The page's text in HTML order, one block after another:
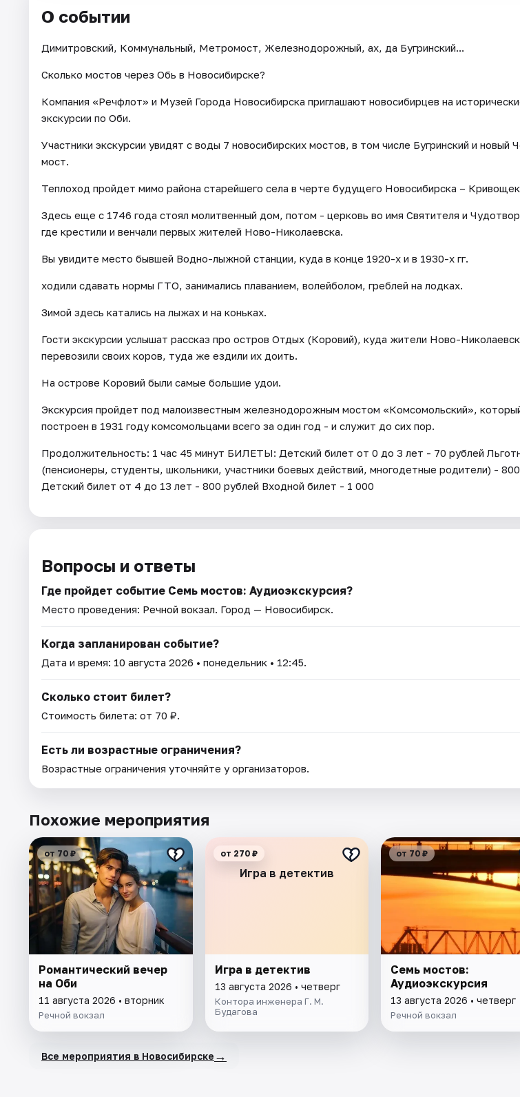
О событии
Димитровский, Коммунальный, Метромост, Железнодорожный, ах, да Бугринский...
Сколько мостов через Обь в Новосибирске?
Компания «Речфлот» и Музей Города Новосибирска приглашают новосибирцев на
экскурсии по Оби.
Участники экскурсии увидят с воды 7 новосибирских мостов, в том числе Бугринский и новый
мост.
Теплоход пройдет мимо района старейшего села в черте будущего Новосибирска –
Здесь еще с 1746 года стоял молитвенный дом, потом - церковь во имя Святителя и
где крестили и венчали первых жителей Ново-Николаевска.
Вы увидите место бывшей Водно-лыжной станции, куда в конце 1920-х и в 1930-х гг.
ходили сдавать нормы ГТО, занимались плаванием, волейболом, греблей на лодках.
Зимой здесь катались на лыжах и на коньках.
​Гости экскурсии услышат рассказ про остров Отдых (Коровий), куда жители Ново-
перевозили своих коров, туда же ездили их доить.
На острове Коровий были самые большие удои.
Экскурсия пройдет под малоизвестным железнодорожным мостом «Комсомольский»,
построен в 1931 году комсомольцами всего за один год - и служит до сих пор.
Продолжительность: 1 час 45 минут БИЛЕТЫ: Детский билет от 0 до 3 лет - 70 рублей
(пенсионеры, студенты, школьники, участники боевых действий, многодетные родители) -
Детский билет от 4 до 13 лет - 800 рублей Входной билет - 1 000
Вопросы и ответы
Где пройдет событие Семь мостов: Аудиоэкскурсия?
Место проведения: Речной вокзал. Город — Новосибирск.
Когда запланирован событие?
Дата и время: 10 августа 2026 • понедельник • 12:45.
Сколько стоит билет?
Стоимость билета: от 70 ₽.
Есть ли возрастные ограничения?
Возрастные ограничения уточняйте у организаторов.
Похожие мероприятия
от 70 ₽
Романтический вечер
на Оби
11 августа 2026 • вторник
Речной вокзал
Игра в детектив
от 270 ₽
Игра в детектив
13 августа 2026 • четверг
Контора инженера Г. М.
Будагова
от 70 ₽
Семь мостов:
Аудиоэкскурсия
13 августа 2026 • четверг
Речной вокзал
Все мероприятия в Новосибирске →